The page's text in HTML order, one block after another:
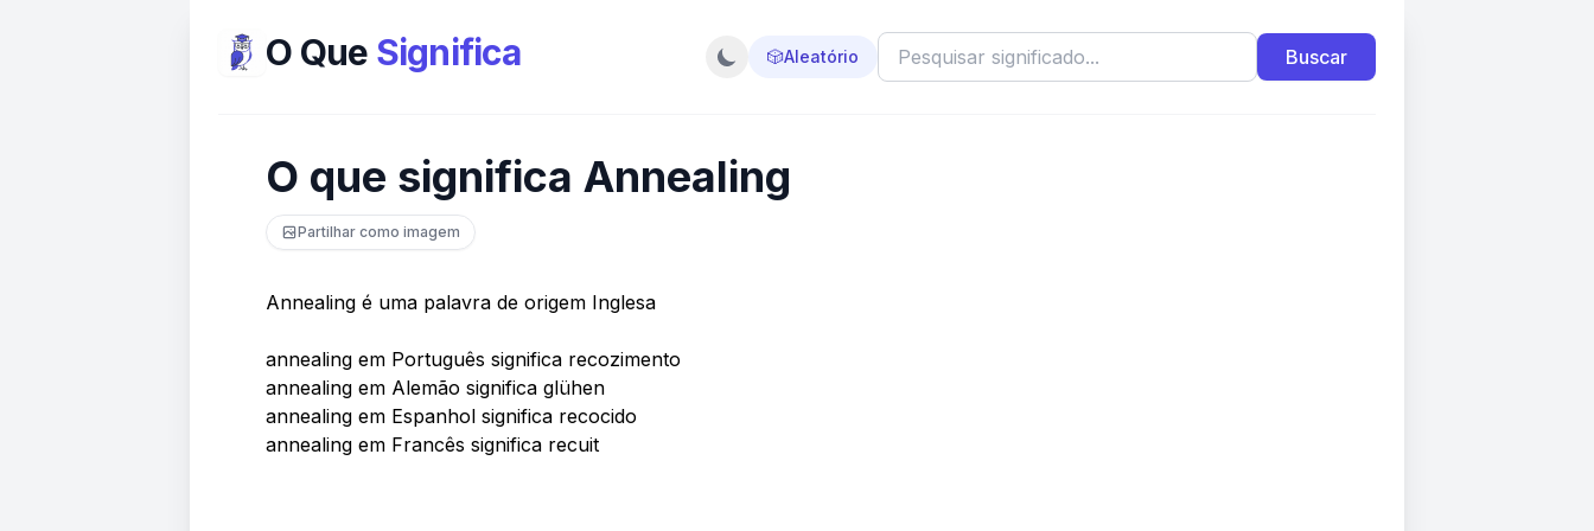
O Que Significa 🎲Aleatório Buscar
O que significa Annealing
Partilhar como imagem
Annealing é uma palavra de origem Inglesa
annealing em Português significa recozimento
annealing em Alemão significa glühen
annealing em Espanhol significa recocido
annealing em Francês significa recuit